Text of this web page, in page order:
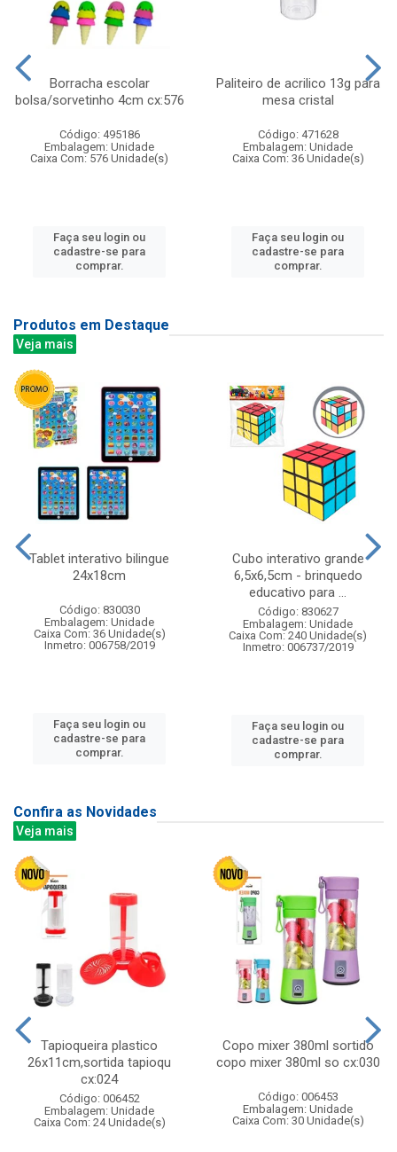
Borracha escolar
bolsa/sorvetinho 4cm cx:576
Código: 495186
Embalagem: Unidade
Caixa Com: 576 Unidade(s)
Faça seu login ou
cadastre-se para
comprar.
Paliteiro de acrilico 13g para
mesa cristal
Código: 471628
Embalagem: Unidade
Caixa Com: 36 Unidade(s)
Faça seu login ou
cadastre-se para
comprar.
Produtos em Destaque
Veja mais
Tablet interativo bilingue
24x18cm
Código: 830030
Embalagem: Unidade
Caixa Com: 36 Unidade(s)
Inmetro: 006758/2019
Faça seu login ou
cadastre-se para
comprar.
Cubo interativo grande
6,5x6,5cm - brinquedo
educativo para ...
Código: 830627
Embalagem: Unidade
Caixa Com: 240 Unidade(s)
Inmetro: 006737/2019
Faça seu login ou
cadastre-se para
comprar.
Confira as Novidades
Veja mais
Tapioqueira plastico
26x11cm,sortida tapioqu
cx:024
Código: 006452
Embalagem: Unidade
Caixa Com: 24 Unidade(s)
Copo mixer 380ml sortido
copo mixer 380ml so cx:030
Código: 006453
Embalagem: Unidade
Caixa Com: 30 Unidade(s)